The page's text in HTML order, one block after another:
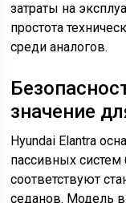
затраты на
простота
среди аналогов.
значение
Hyundai Elantra
пассивных систем
соответствуют
седанов. Модель